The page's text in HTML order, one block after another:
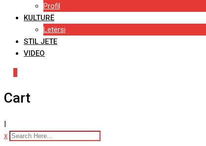
Profil
KULTURË
Letërsi
STIL JETE
VIDEO
Cart
x